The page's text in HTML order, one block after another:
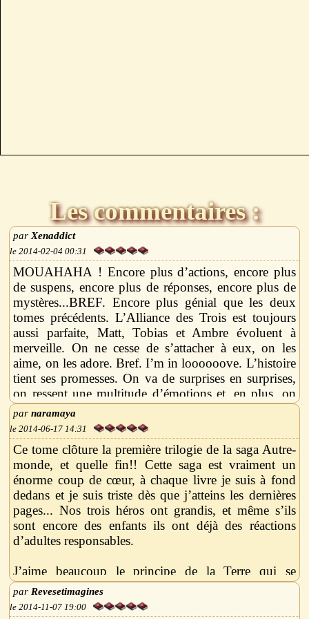
Les commentaires :
Xenaddict
2014-02-04 00:31
MOUAHAHA ! Encore plus d’actions, encore plus
de suspens, encore plus de réponses, encore plus de
mystères...BREF. Encore plus génial que les deux
tomes précédents. L’Alliance des Trois est toujours
aussi parfaite, Matt, Tobias et Ambre évoluent à
merveille. On ne cesse de s’attacher à eux, on les
aime, on les adore. Bref. I’m in loooooove. L’histoire
tient ses promesses. On va de surprises en surprises,
on ressent une multitude d’émotions et, en plus, on
découvre de nouveaux personnages merveilleux. J’ai
clairement surkiffé ce tome. Maxime Chattam m’a
prouvé une fois de plus qu’il pouvait faire mieux et il
le fait si bien qu’on ne peut qu’en redemander.
Cette saga est so fuckin’ awesome. Les dialogues
sont tous utiles, il n’y a pas de blablatages surfaits,
pas de longueurs, on a pas le temps de s’ennuyer. Les
interactions entre les personnages sont de mieux en
mieux au fil des tomes, les caractères se peaufinent,
les décors changent et l’intrigue est parfaitement
exploite merveilleusement bien la cité d’Eden. On y
découvre une société d’enfants étonnamment mature,
qui prend exemple sur l’Ancien Monde tout en ne
naramaya
2014-06-17 14:31
Ce tome clôture la première trilogie de la saga Autre-
monde, et quelle fin!! Cette saga est vraiment un
énorme coup de cœur, à chaque livre je suis à fond
dedans et je suis triste dès que j’atteins les dernières
pages... Nos trois héros ont grandis, et même s’ils
sont encore des enfants ils ont déjà des réactions
d’adultes responsables.
J’aime beaucoup le principe de la Terre qui se
déchaine contre ses habitants, étant
professionnellement dans le domaine de
Revesetimagines
2014-11-07 19:00